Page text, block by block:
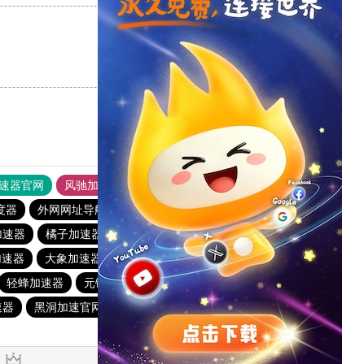
支持
器官网 风驰加速器
旋风加速器
器 外网网址导航 软件中心 雷霆加速
狂飙加速器
器 橘子加速器 黑洞官方加速器
2023免费加速神器
器 大象加速器 雷霆加速免费永久
橘子加速器
轻蜂加速器 元链加速器 CC加速器
大象加速器
黑洞加速官网 白鲸加速器
十大免费网络加速神器